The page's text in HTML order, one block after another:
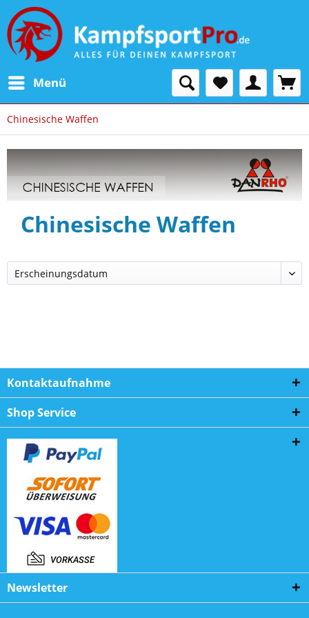
Menü
Chinesische Waffen
Chinesische Waffen
Kontaktaufnahme
Shop Service
Newsletter